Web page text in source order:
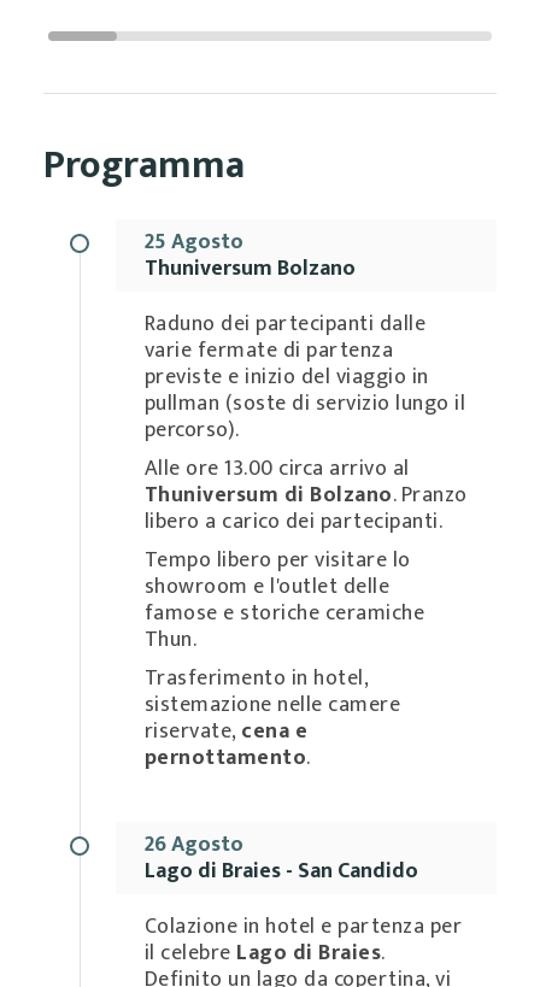
Programma
25 Agosto
Thuniversum Bolzano
Raduno dei partecipanti dalle
varie fermate di partenza
previste e inizio del viaggio in
pullman (soste di servizio lungo il
percorso).
Alle ore 13.00 circa arrivo al
Thuniversum di Bolzano. Pranzo
libero a carico dei partecipanti.
Tempo libero per visitare lo
showroom e l'outlet delle
famose e storiche ceramiche
Thun.
Trasferimento in hotel,
sistemazione nelle camere
riservate, cena e
pernottamento.
26 Agosto
Lago di Braies - San Candido
Colazione in hotel e partenza per
il celebre Lago di Braies.
Definito un lago da copertina, vi